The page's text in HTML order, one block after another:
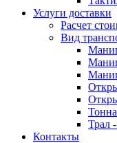
Услуги доставки
Расчет
Вид
Трал
Контакты